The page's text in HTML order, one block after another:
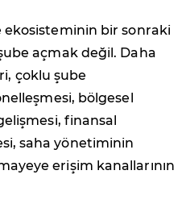
bir sonraki
açmak değil. Daha
çoklu şube
bölgesel
finansal
saha yönetiminin
erişim kanallarının